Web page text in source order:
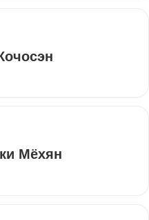
Мёхян